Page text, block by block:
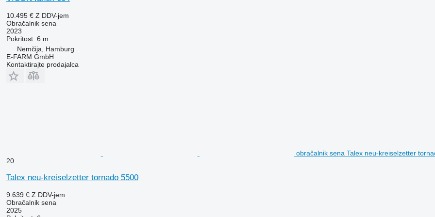
10.495 € Z DDV-jem
Obračalnik sena
2023
Pokritost 6 m
Nemčija, Hamburg
E-FARM GmbH
Kontaktirajte prodajalca
obračalnik sena Talex neu-kreiselzetter
20
Talex neu-kreiselzetter tornado 5500
9.639 € Z DDV-jem
Obračalnik sena
2025